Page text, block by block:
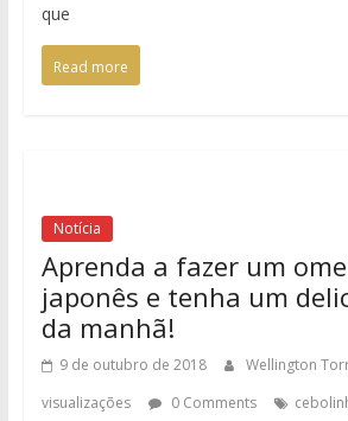
que
Read more
Notícia
Aprenda a fazer um
japonês e tenha um
da manhã!
9 de outubro de 2018 Wellington
visualizações
0 Comments